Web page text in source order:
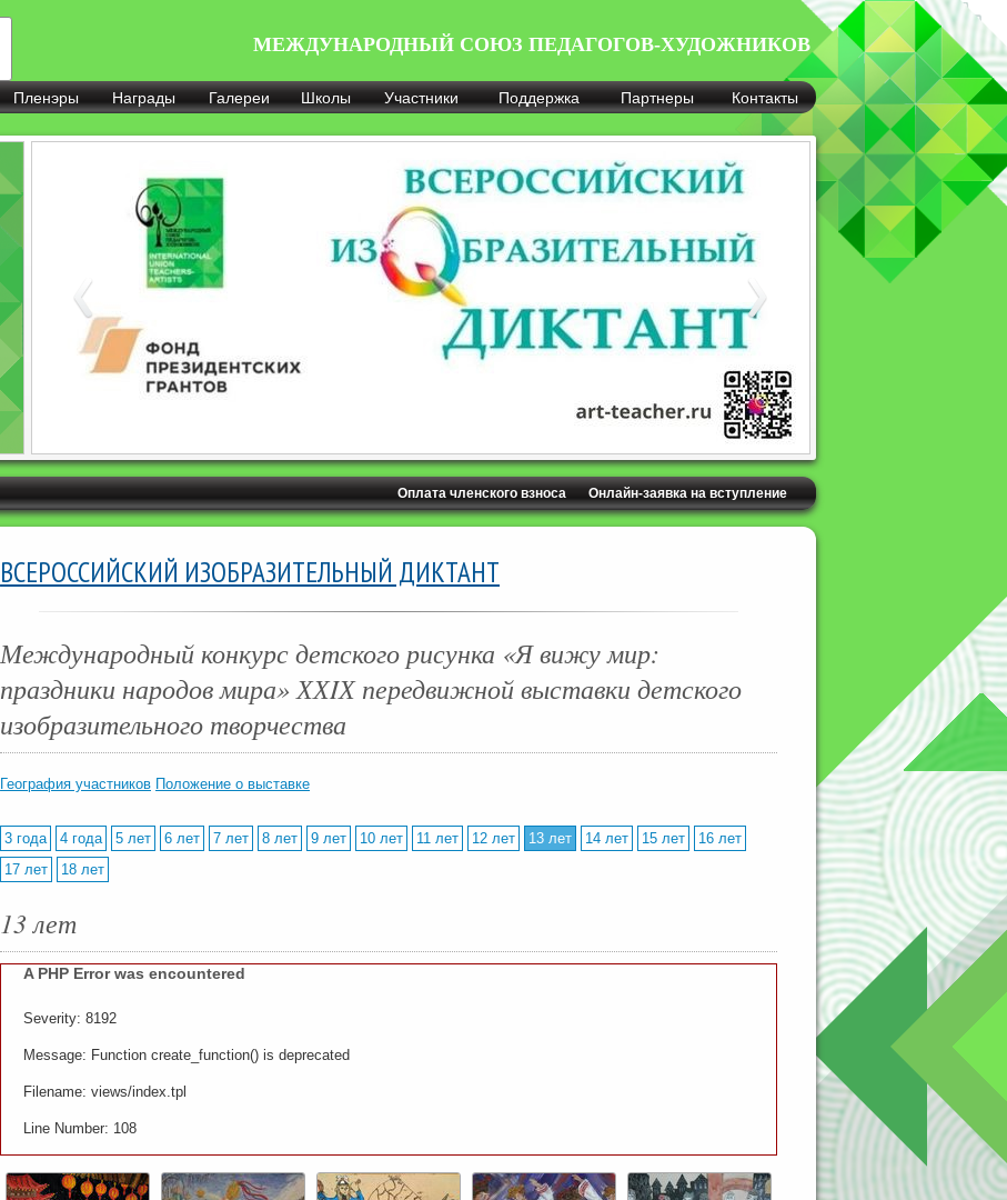
МЕЖДУНАРОДНЫЙ СОЮЗ ПЕДАГОГОВ-ХУДОЖНИКОВ
Пленэры Награды Галереи Школы Участники Поддержка Партнеры Контакты
Онлайн-заявка на вступление
Оплата членского взноса
ВСЕРОССИЙСКИЙ ИЗОБРАЗИТЕЛЬНЫЙ ДИКТАНТ
Международный конкурс детского рисунка «Я вижу мир:
праздники народов мира» ХХIХ передвижной выставки детского
изобразительного творчества
География участников Положение о выставке
3 года 4 года 5 лет 6 лет 7 лет 8 лет 9 лет 10 лет 11 лет 12 лет 13 лет 14 лет 15 лет
16 лет
17 лет
18 лет
13 лет
A PHP Error was encountered
Severity: 8192
Message: Function create_function() is deprecated
Filename: views/index.tpl
Line Number: 108